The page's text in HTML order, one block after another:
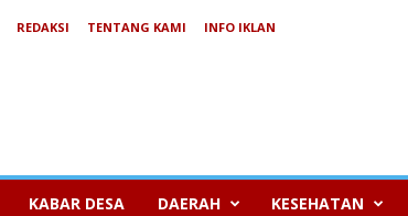
REDAKSI TENTANG KAMI
INFO IKLAN
KABAR DESA DAERAH KESEHATAN